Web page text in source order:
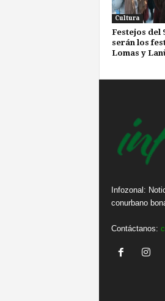
Cultura
Festejos del
serán los
Lomas y
Infozonal:
conurbano
Contáctanos: